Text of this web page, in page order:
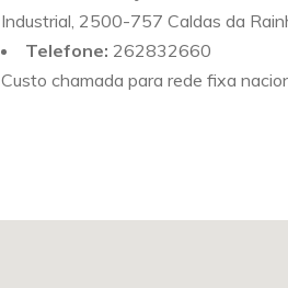
Industrial, 2500-757 Caldas da
Telefone: 262832660
Custo chamada para rede fixa